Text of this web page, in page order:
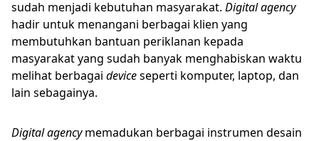
sudah menjadi kebutuhan masyarakat. Digital agency
hadir untuk menangani berbagai klien yang
membutuhkan bantuan periklanan kepada
masyarakat yang sudah banyak menghabiskan waktu
melihat berbagai deviceseperti komputer, laptop, dan
lain sebagainya.
Digital agencymemadukan berbagai instrumen desain